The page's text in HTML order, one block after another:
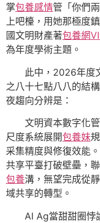
掌包養感情管「你們
上吧檯，用她那極度
國文明財產著包養網
為年度學術主題。
此中，2026年度
之八十七點八八的結
夜趨向分辨是：
文明資本數字化
尺度系統展開包養妹
采集精度與修復效能
共享平臺打破壁壘，
包養溝，無望完成從
域共享的轉型。
AI Ag當甜甜圈悖